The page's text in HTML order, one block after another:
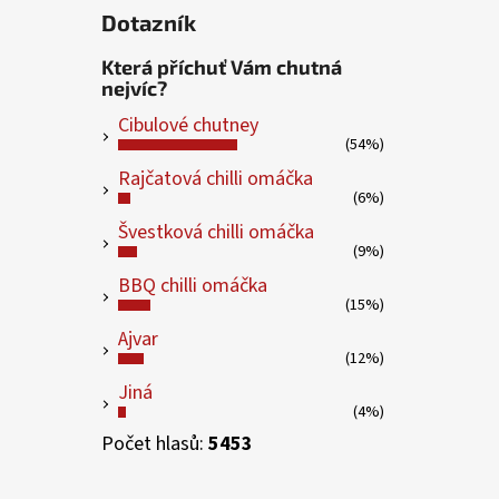
Dotazník
Která příchuť Vám chutná
nejvíc?
Cibulové chutney
(54%)
Rajčatová chilli omáčka
(6%)
Švestková chilli omáčka
(9%)
BBQ chilli omáčka
(15%)
Ajvar
(12%)
Jiná
(4%)
Počet hlasů: 5453